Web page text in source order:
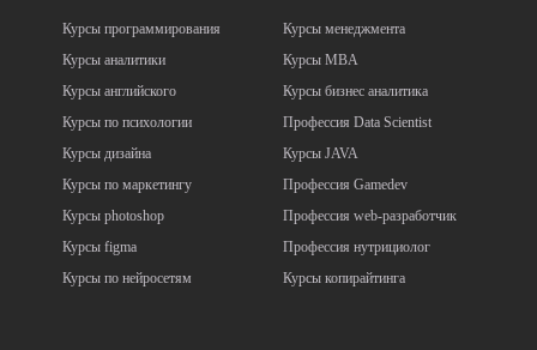
Курсы программирования
Курсы аналитики
Курсы английского
Курсы по психологии
Курсы дизайна
Курсы по маркетингу
Курсы photoshop
Курсы figma
Курсы по нейросетям
Курсы менеджмента
Курсы MBA
Курсы бизнес аналитика
Профессия Data Scientist
Курсы JAVA
Профессия Gamedev
Профессия web-разработчик
Профессия нутрициолог
Курсы копирайтинга